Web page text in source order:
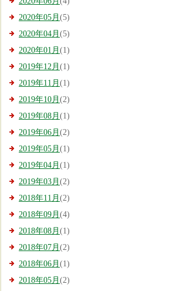
2020年05月 (5)
2020年04月 (5)
2020年01月 (1)
2019年12月 (1)
2019年11月 (1)
2019年10月 (2)
2019年08月 (1)
2019年06月 (2)
2019年05月 (1)
2019年04月 (1)
2019年03月 (2)
2018年11月 (2)
2018年09月 (4)
2018年08月 (1)
2018年07月 (2)
2018年06月 (1)
2018年05月 (2)